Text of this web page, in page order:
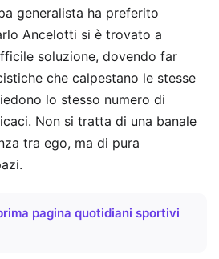
generalista ha preferito
Ancelotti si è trovato a
soluzione, dovendo far
che calpestano le stesse
lo stesso numero di
Non si tratta di una banale
tra ego, ma di pura
pagina quotidiani sportivi